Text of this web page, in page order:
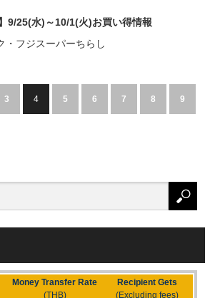
9/25(水)～10/1(火)お買い得情報
・フジスーパーちらし
3 4 5 6 7 8 9